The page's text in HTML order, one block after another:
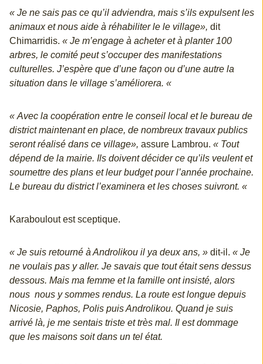
« Je ne sais pas ce qu’il adviendra, mais s’ils expulsent les
animaux et nous aide à réhabiliter le le village», dit
Chimarridis. « Je m’engage à acheter et à planter 100
arbres, le comité peut s’occuper des manifestations
culturelles. J’espère que d’une façon ou d’une autre la
situation dans le village s’améliorera. «
« Avec la coopération entre le conseil local et le bureau de
district maintenant en place, de nombreux travaux publics
seront réalisé dans ce village», assure Lambrou. « Tout
dépend de la mairie. Ils doivent décider ce qu’ils veulent et
soumettre des plans et leur budget pour l’année prochaine.
Le bureau du district l’examinera et les choses suivront. «
Karaboulout est sceptique.
« Je suis retourné à Androlikou il ya deux ans, »dit-il. « Je
ne voulais pas y aller. Je savais que tout était sens dessus
dessous. Mais ma femme et la famille ont insisté, alors
nous nous y sommes rendus. La route est longue depuis
Nicosie, Paphos, Polis puis Androlikou. Quand je suis
arrivé là, je me sentais triste et très mal. Il est dommage
que les maisons soit dans un tel état.